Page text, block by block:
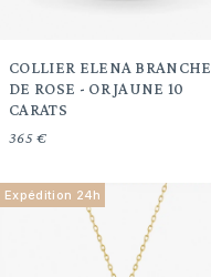
COLLIER ELENA BRANCHE
DE ROSE - OR JAUNE 10
CARATS
365 €
Expédition 24h